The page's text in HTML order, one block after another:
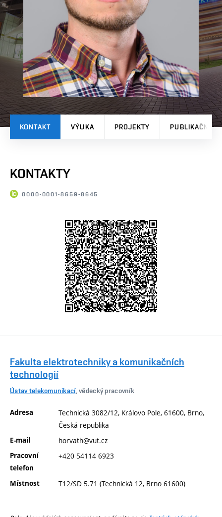
KONTAKT VÝUKA PROJEKTY PUBLIKAČNÍ
KONTAKTY
0000-0001-8659-8645
Fakulta elektrotechniky a komunikačních
technologií
Ústav telekomunikací, vědecký pracovník
Adresa
Technická 3082/12, Královo Pole, 61600, Brno,
Česká republika
E-mail horvath@vut.cz
Pracovní
telefon
+420 54114 6923
Místnost T12/SD 5.71 (Technická 12, Brno 61600)